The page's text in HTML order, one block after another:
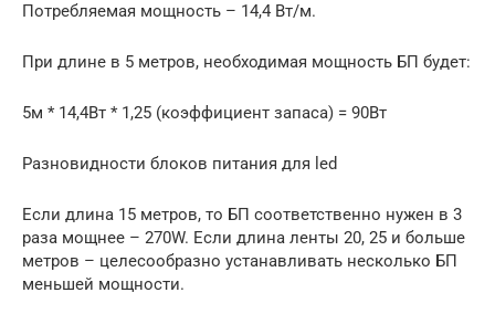
Потребляемая мощность – 14,4 Вт/м.
При длине в 5 метров, необходимая мощность БП будет:
5м * 14,4Вт * 1,25 (коэффициент запаса) = 90Вт
Разновидности блоков питания для led
Если длина 15 метров, то БП соответственно нужен в 3
раза мощнее – 270W. Если длина ленты 20, 25 и больше
метров – целесообразно устанавливать несколько БП
меньшей мощности.